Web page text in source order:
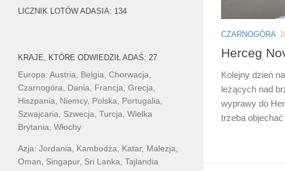
CZARNOGÓRA
Herceg
Kolejny dzień
leżących nad
wyprawy do
trzeba
LICZNIK LOTÓW ADASIA: 134
KRAJE, KTÓRE ODWIEDZIŁ ADAŚ: 27
Europa: Austria, Belgia, Chorwacja,
Czarnogóra, Dania, Francja, Grecja,
Hiszpania, Niemcy, Polska, Portugalia,
Szwajcaria, Szwecja, Turcja, Wielka
Brytania, Włochy
Azja: Jordania, Kambodża, Katar, Malezja,
Oman, Singapur, Sri Lanka, Tajlandia